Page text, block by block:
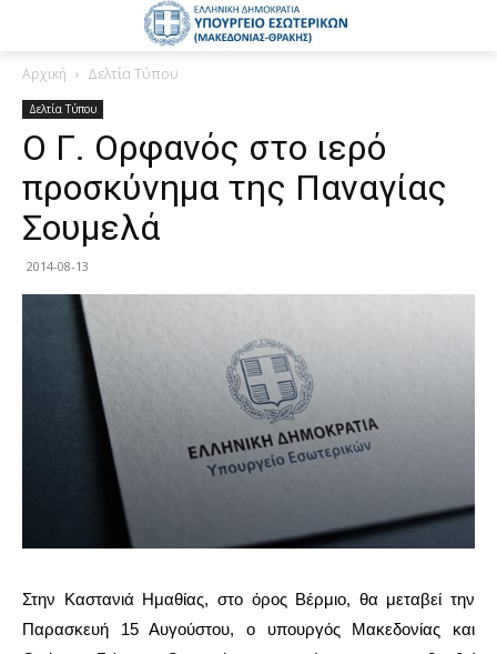
Αρχική Δελτία Τύπου
Δελτία Τύπου
Ο Γ. Ορφανός στο ιερό
προσκύνημα της Παναγίας
Σουμελά
2014-08-13
Στην Καστανιά Ημαθίας, στο όρος Βέρμιο, θα μεταβεί την
Παρασκευή 15 Αυγούστου, ο υπουργός Μακεδονίας και